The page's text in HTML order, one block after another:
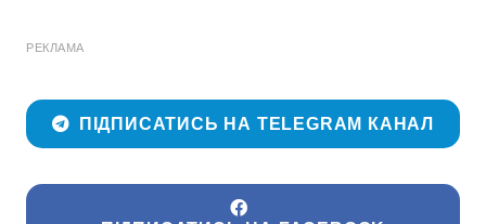
РЕКЛАМА
ПІДПИСАТИСЬ НА TELEGRAM КАНАЛ